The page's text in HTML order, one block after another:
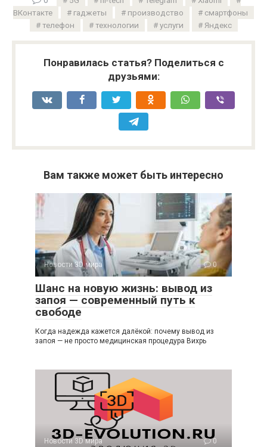
ВКонтакте
гаджеты производство
смартфоны
телефон
технологии услуги Яндекс
Понравилась статья? Поделиться с
друзьями:
Вам также может быть интересно
Новости 3D мира 0
Шанс на новую жизнь: вывод из
запоя — современный путь к
свободе
Когда надежда кажется далёкой: почему вывод из
запоя — не просто медицинская процедура Вихрь
Новости 3D мира 0